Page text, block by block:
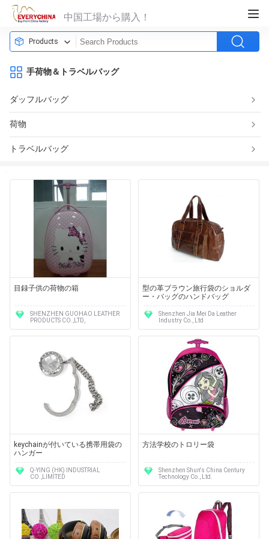
中国工場から購入！
Products
手荷物＆トラベルバッグ
ダッフルバッグ
荷物
トラベルバッグ
目録子供の荷物の箱
SHENZHEN GUOHAO LEATHER
PRODUCTS CO.,LTD,
型の革ブラウン旅行袋のショルダ
ー・バッグのハンドバッグ
Shenzhen Jia Mei Da Leather
Industry Co., Ltd
keychainが付いている携帯用袋の
ハンガー
Q-YING (HK) INDUSTRIAL
CO.,LIMITED
方法学校のトロリー袋
Shenzhen Shun's China Century
Technology Co., Ltd.